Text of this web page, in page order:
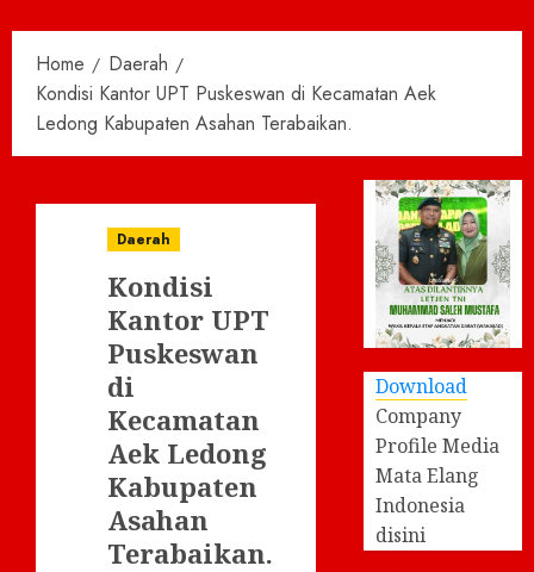
Home
Daerah
Kondisi Kantor UPT Puskeswan di Kecamatan Aek
Ledong Kabupaten Asahan Terabaikan.
Daerah
Kondisi
Kantor UPT
Puskeswan
di
Kecamatan
Aek Ledong
Kabupaten
Asahan
Terabaikan.
Download
Company
Profile Media
Mata Elang
Indonesia
disini